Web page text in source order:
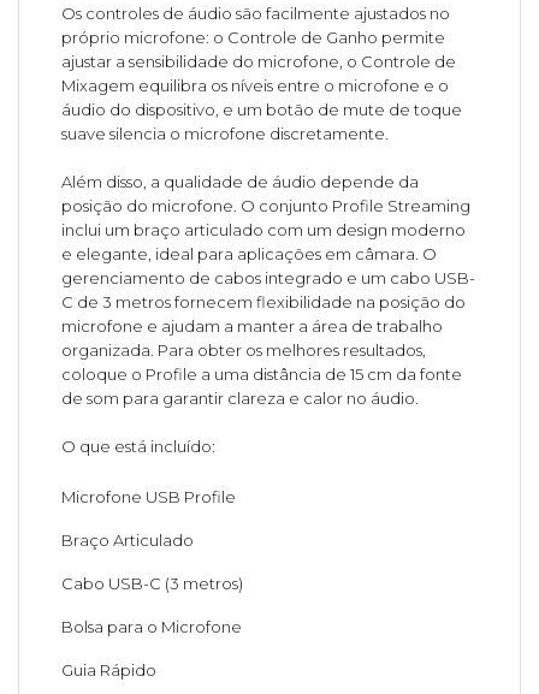
Os controles de áudio são facilmente ajustados no
próprio microfone: o Controle de Ganho permite
ajustar a sensibilidade do microfone, o Controle de
Mixagem equilibra os níveis entre o microfone e o
áudio do dispositivo, e um botão de mute de toque
suave silencia o microfone discretamente.
Além disso, a qualidade de áudio depende da
posição do microfone. O conjunto Profile Streaming
inclui um braço articulado com um design moderno
e elegante, ideal para aplicações em câmara. O
gerenciamento de cabos integrado e um cabo USB-
C de 3 metros fornecem flexibilidade na posição do
microfone e ajudam a manter a área de trabalho
organizada. Para obter os melhores resultados,
coloque o Profile a uma distância de 15 cm da fonte
de som para garantir clareza e calor no áudio.
O que está incluído:
Microfone USB Profile
Braço Articulado
Cabo USB-C (3 metros)
Bolsa para o Microfone
Guia Rápido